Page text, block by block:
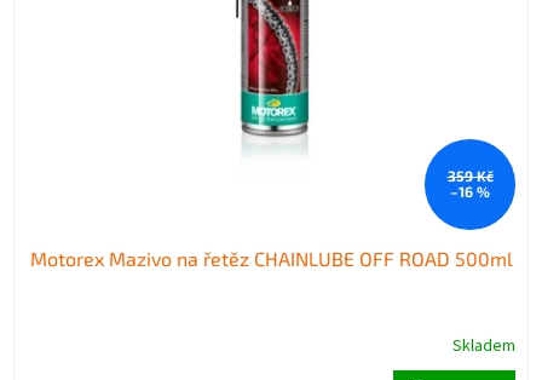
359 Kč
–16 %
Motorex Mazivo na řetěz CHAINLUBE OFF ROAD 500ml
Skladem